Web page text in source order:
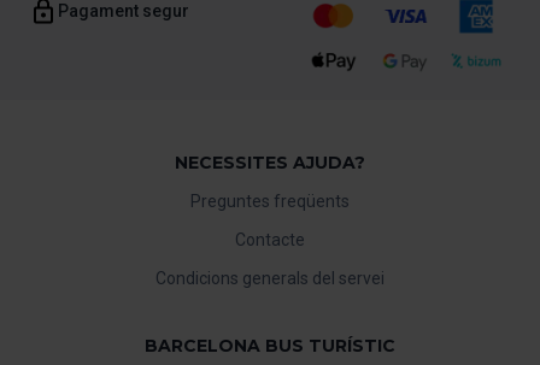
Pagament segur
NECESSITES AJUDA?
Preguntes freqüents
Contacte
Condicions generals del servei
BARCELONA BUS TURÍSTIC